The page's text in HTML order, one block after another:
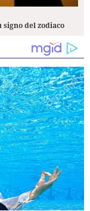
signo del zodiaco